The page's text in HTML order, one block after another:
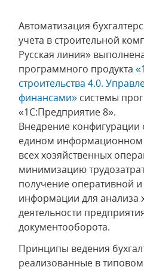
Автоматизация
учета в строительной
Русская линия»
программного продукта
строительства 4.0.
финансами» системы
«1С:Предприятие 8».
Внедрение конфигурации
едином информационном
всех хозяйственных
минимизацию
получение оперативной
информации для анализа
деятельности
документооборота.
Принципы ведения
реализованные в